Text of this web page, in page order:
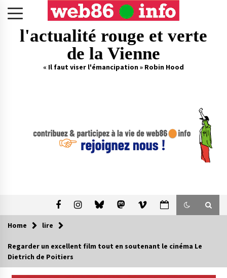
l'actualité rouge et verte
de la Vienne
« Il faut viser l'émancipation » Robin Hood
Home lire
Regarder un excellent film tout en soutenant le cinéma Le
Dietrich de Poitiers